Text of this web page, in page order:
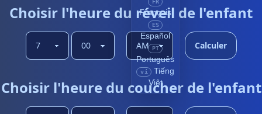
FR
Français
ES
Español
PT
Português
vi
Tiếng
Việt
Choisir l'heure du réveil de l'enfant
Calculer
Choisir l'heure du coucher de l'enfant